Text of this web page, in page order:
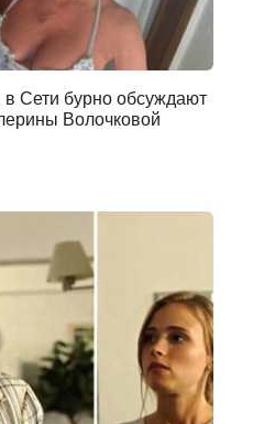
Сети бурно обсуждают
Волочковой